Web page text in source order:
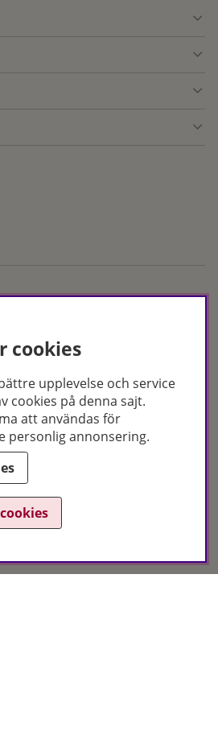
cookies
upplevelse och service
cookies på denna sajt.
att användas för
personlig annonsering.